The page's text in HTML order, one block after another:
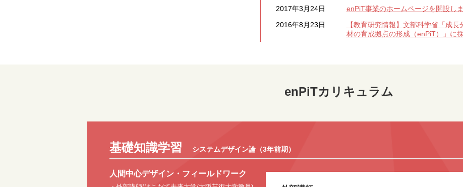
2017年3月24日 enPiT事業のホームページを開設し
2016年8月23日
【教育研究情報】文部科学省「成
材の育成拠点の形成（enPiT）」に
enPiTカリキュラム
基礎知識学習 システムデザイン論（3年前期）
人間中心デザイン・フィールドワーク